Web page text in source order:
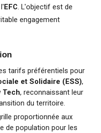
EFC. L'objectif est de
engagement
tarifs préférentiels pour
et Solidaire (ESS),
Tech, reconnaissant leur
du territoire.
proportionnée aux
de population pour les